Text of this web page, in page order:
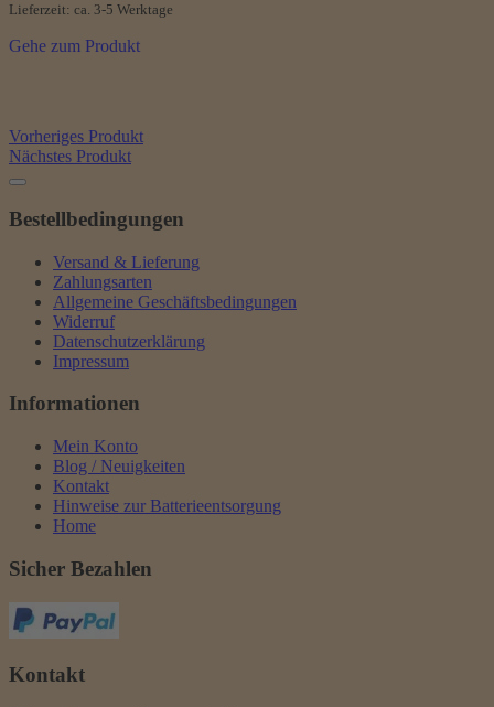
Lieferzeit: ca. 3-5 Werktage
Gehe zum Produkt
Vorheriges Produkt
Nächstes Produkt
Bestellbedingungen
Versand & Lieferung
Zahlungsarten
Allgemeine Geschäftsbedingungen
Widerruf
Datenschutzerklärung
Impressum
Informationen
Mein Konto
Blog / Neuigkeiten
Kontakt
Hinweise zur Batterieentsorgung
Home
Sicher Bezahlen
Kontakt